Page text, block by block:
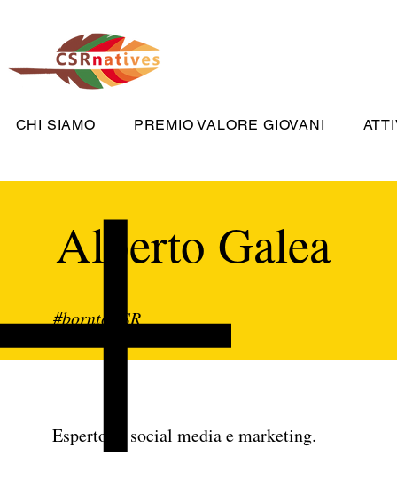
CHI SIAMO PREMIO VALORE GIOVANI
Alberto Galea
#borntoCSR
Esperto in social media e marketing.